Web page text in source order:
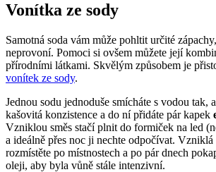
Vonítka ze sody
Samotná soda vám může pohltit určité
neprovoní. Pomoci si ovšem můžete její
přírodními látkami. Skvělým způsobem je
vonítek ze sody.
Jednou sodu jednoduše smícháte s vodou tak,
kašovitá konzistence a do ní přidáte pár kapek
Vzniklou směs stačí plnit do formiček na led
a ideálně přes noc ji nechte odpočívat.
rozmístěte po místnostech a po pár dnech
oleji, aby byla vůně stále intenzivní.